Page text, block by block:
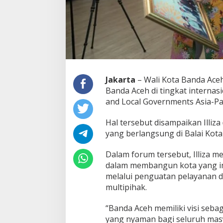
d
a
h
B
r
s
a
m
U
C
L
-
A
S
P
A
Jakarta – Wali Kota Banda
Banda Aceh di tingkat
and Local Governments Asia-
Hal tersebut disampaikan Illiza
yang berlangsung di Balai
Dalam forum tersebut, Illiza
dalam membangun kota yang
melalui penguatan pelayanan
multipihak.
“Banda Aceh memiliki visi
yang nyaman bagi seluruh